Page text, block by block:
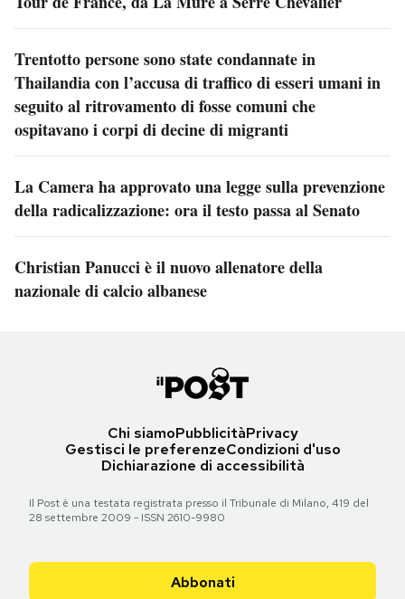
Trentotto persone sono state condannate in
Thailandia con l’accusa di traffico di esseri umani in
seguito al ritrovamento di fosse comuni che
ospitavano i corpi di decine di migranti
La Camera ha approvato una legge sulla prevenzione
della radicalizzazione: ora il testo passa al Senato
Christian Panucci è il nuovo allenatore della
nazionale di calcio albanese
Chi siamoPubblicitàPrivacy
Gestisci le preferenzeCondizioni d'uso
Dichiarazione di accessibilità
Il Post è una testata registrata presso il Tribunale di Milano, 419 del
28 settembre 2009 - ISSN 2610-9980
Abbonati